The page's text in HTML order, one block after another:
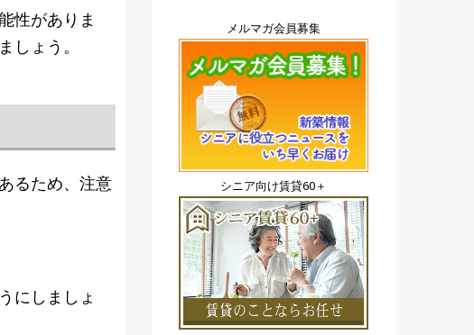
性がありま
ょう。
るため、注意
にしましょ
メルマガ会員募集
シニア向け賃貸60＋